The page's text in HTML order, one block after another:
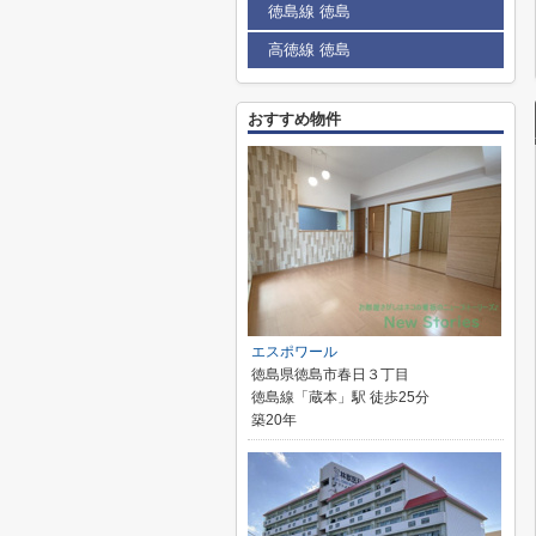
徳島線 徳島
高徳線 徳島
おすすめ物件
エスポワール
徳島県徳島市春日３丁目
徳島線「蔵本」駅 徒歩25分
築20年